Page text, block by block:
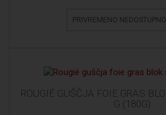
PRIVREMENO NEDOSTUPNO
ROUGIÉ GUŠČJA FOIE GRAS
G (180G)